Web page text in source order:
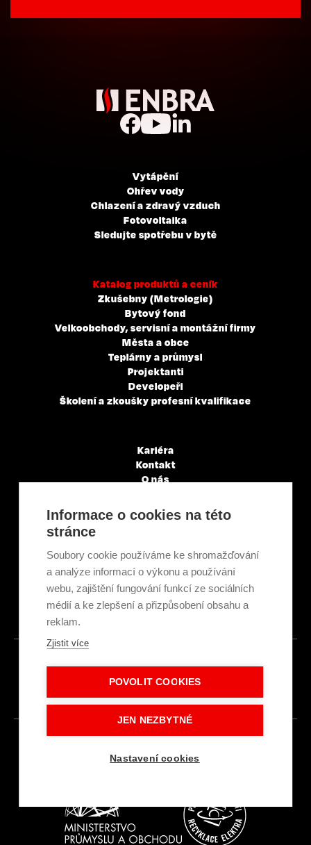
Vytápění
Ohřev vody
Chlazení a zdravý vzduch
Fotovoltaika
Sledujte spotřebu v bytě
Katalog produktů a ceník
Zkušebny (Metrologie)
Bytový fond
Velkoobchody, servisní a montážní firmy
Města a obce
Teplárny a průmysl
Projektanti
Developeři
Školení a zkoušky profesní kvalifikace
Kariéra
Kontakt
O nás
Články a novinky
GDPR & Cookies
Ekologická recyklace
Projekty EU
Intranet - Přihlášení
Přihlášení
© 2026
Informace o cookies na této
stránce
Soubory cookie používáme ke shromažďování
a analýze informací o výkonu a používání
webu, zajištění fungování funkcí ze sociálních
médií a ke zlepšení a přizpůsobení obsahu a
reklam.
Zjistit více
POVOLIT COOKIES
JEN NEZBYTNÉ
Nastavení cookies